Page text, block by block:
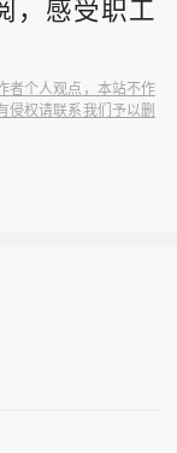
，感受职工
者个人观点，本站不作
侵权请联系我们予以删